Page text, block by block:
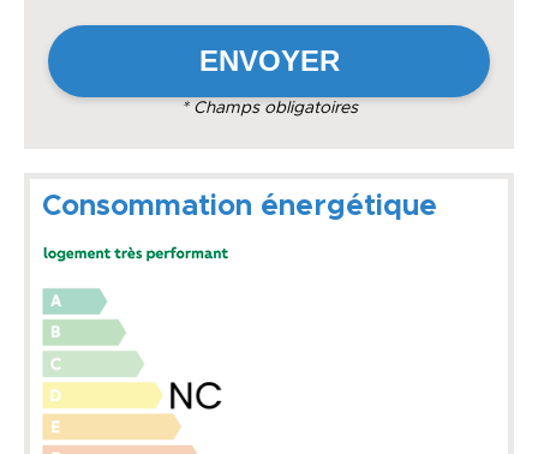
* Champs obligatoires
Consommation énergétique